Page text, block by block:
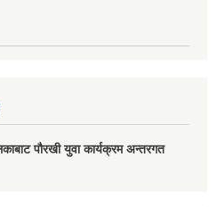
पौरखी युवा कार्यक्रम अन्तरगत